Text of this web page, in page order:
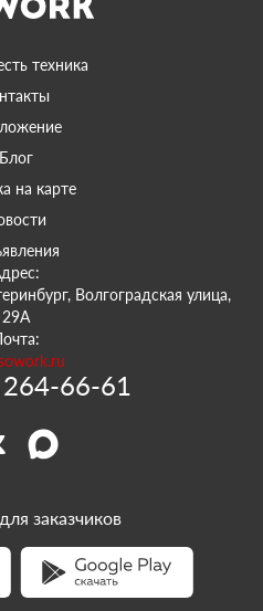
техника
Блог
на карте
Волгоградская улица,
29А
264-66-61
заказчиков